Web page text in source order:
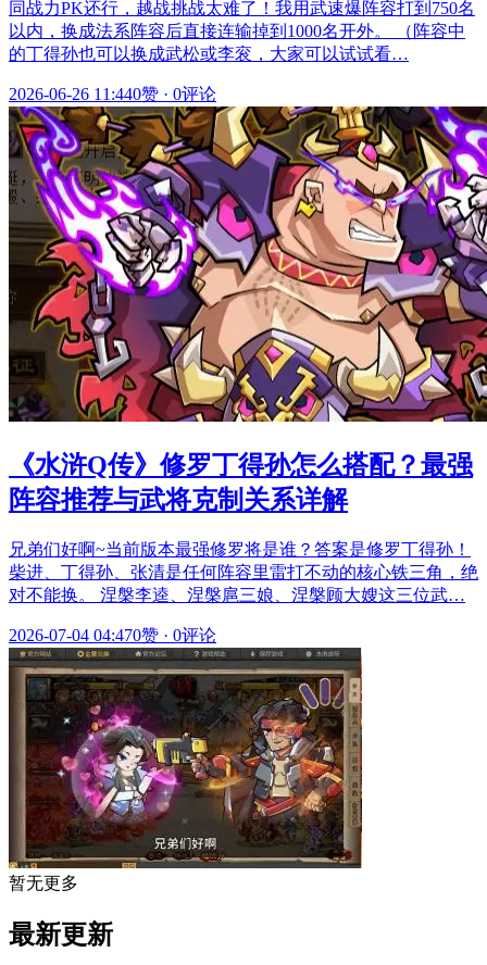
同战力PK还行，越战挑战太难了！我用武速爆阵容打到750名
以内，换成法系阵容后直接连输掉到1000名开外。 （阵容中
的丁得孙也可以换成武松或李衮，大家可以试试看…
2026-06-26 11:440赞 · 0评论
《水浒Q传》修罗丁得孙怎么搭配？最强
阵容推荐与武将克制关系详解
兄弟们好啊~当前版本最强修罗将是谁？答案是修罗丁得孙！
柴进、丁得孙、张清是任何阵容里雷打不动的核心铁三角，绝
对不能换。 涅槃李逵、涅槃扈三娘、涅槃顾大嫂这三位武…
2026-07-04 04:470赞 · 0评论
暂无更多
最新更新